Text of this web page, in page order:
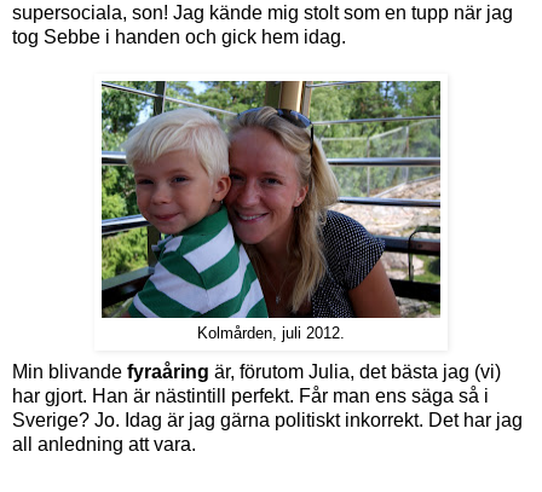
supersociala, son! Jag kände mig stolt som en tupp när jag
tog Sebbe i handen och gick hem idag.
Kolmården, juli 2012.
Min blivande fyraåring är, förutom Julia, det bästa jag (vi)
har gjort. Han är nästintill perfekt. Får man ens säga så i
Sverige? Jo. Idag är jag gärna politiskt inkorrekt. Det har jag
all anledning att vara.